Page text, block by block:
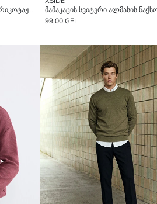
ზოლიანი მრგვალი საყელო ტრიკოტაჟის სვიტერი მამაკაცებისთვის
99,00 GEL